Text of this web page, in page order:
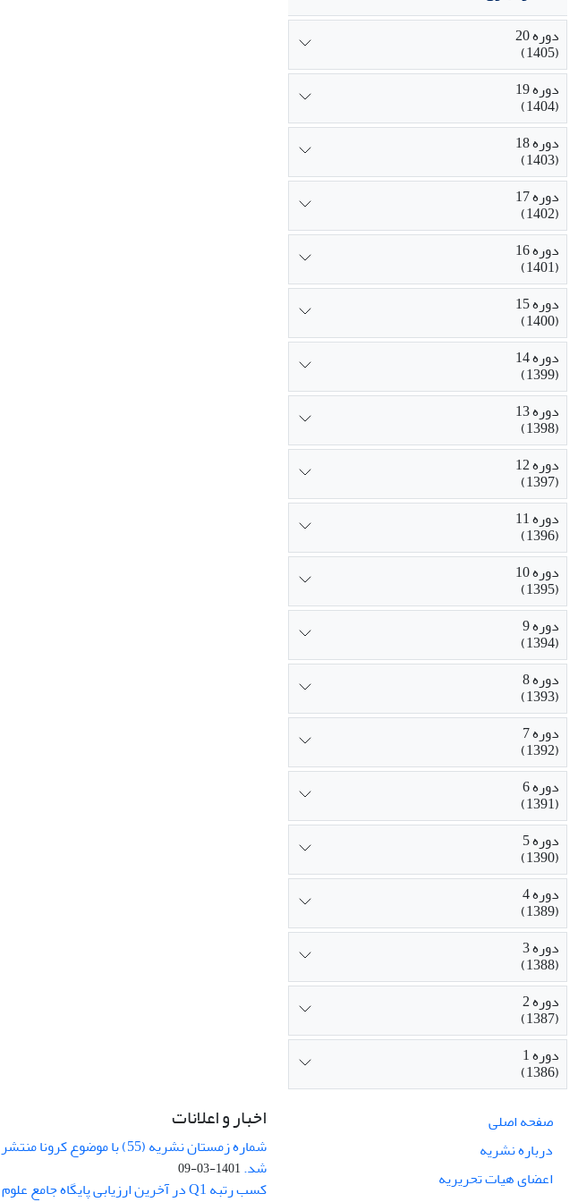
دوره 20
(1405)
دوره 19
(1404)
دوره 18
(1403)
دوره 17
(1402)
دوره 16
(1401)
دوره 15
(1400)
دوره 14
(1399)
دوره 13
(1398)
دوره 12
(1397)
دوره 11
(1396)
دوره 10
(1395)
دوره 9
(1394)
دوره 8
(1393)
دوره 7
(1392)
دوره 6
(1391)
دوره 5
(1390)
دوره 4
(1389)
دوره 3
(1388)
دوره 2
(1387)
دوره 1
(1386)
صفحه اصلی
درباره نشریه
اعضای هیات تحریریه
اخبار و اعلانات
شماره زمستان نشریه (55) با موضوع کرونا منتشر
شد.1401-03-09
کسب رتبه Q1 در آخرین ارزیابی پایگاه جامع علوم